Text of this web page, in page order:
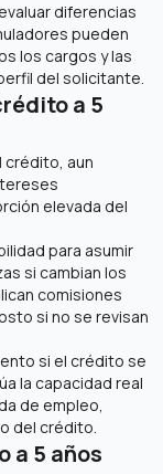
diferencias
pueden
los cargos y las
del solicitante.
a 5
crédito, aun
elevada del
para asumir
si cambian los
comisiones
si no se revisan
si el crédito se
la capacidad real
de empleo,
del crédito.
a 5 años